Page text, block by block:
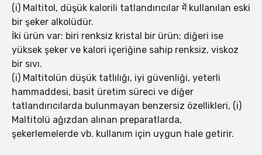
(i) Maltitol, düşük kalorili tatlandırıcılar में kullanılan eski
bir şeker alkolüdür.
İki ürün var: biri renksiz kristal bir ürün; diğeri ise
yüksek şeker ve kalori içeriğine sahip renksiz, viskoz
bir sıvı.
(i) Maltitolün düşük tatlılığı, iyi güvenliği, yeterli
hammaddesi, basit üretim süreci ve diğer
tatlandırıcılarda bulunmayan benzersiz özellikleri, (i)
Maltitolü ağızdan alınan preparatlarda,
şekerlemelerde vb. kullanım için uygun hale getirir.